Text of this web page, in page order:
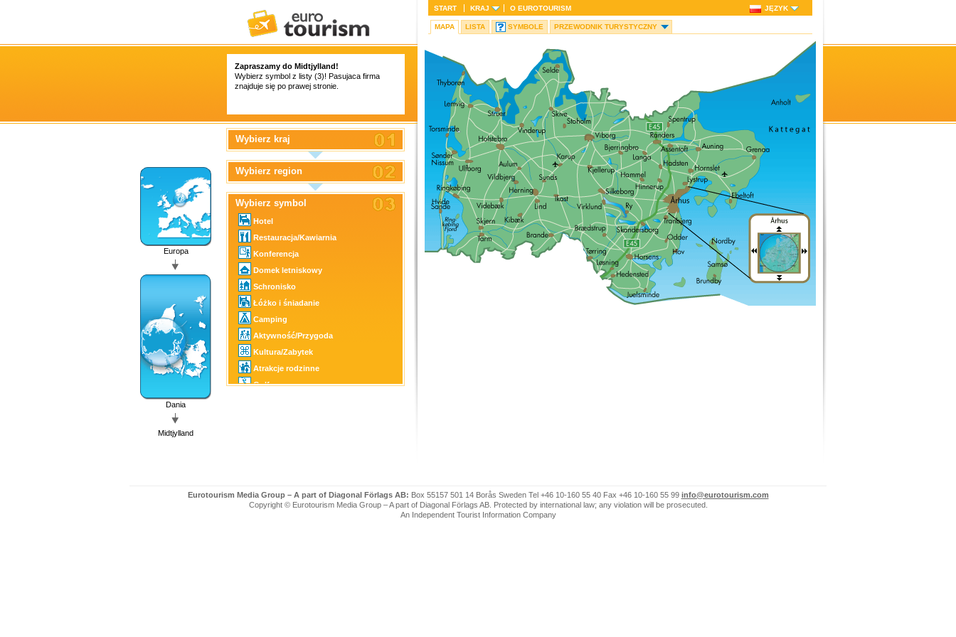
Zapraszamy do Midtjylland!
Wybierz symbol z listy (3)! Pasujaca firma
znajduje się po prawej stronie.
Europa
Dania
Midtjylland
Wybierz kraj
Wybierz region
Wybierz symbol
Hotel
Restauracja/Kawiarnia
Konferencja
Domek letniskowy
Schronisko
Łóżko i śniadanie
Camping
Aktywność/Przygoda
Kultura/Zabytek
Atrakcje rodzinne
Golf
START KRAJ O EUROTOURISM JĘZYK
MAPA LISTA SYMBOLE PRZEWODNIK TURYSTYCZNY
Eurotourism Media Group – A part of Diagonal Förlags AB: Box 55157 501 14 Borås Sweden Tel +46 10-160 55 40 Fax +46 10-160 55 99 info@eurotourism.com
Copyright © Eurotourism Media Group – A part of Diagonal Förlags AB. Protected by international law; any violation will be prosecuted.
An Independent Tourist Information Company